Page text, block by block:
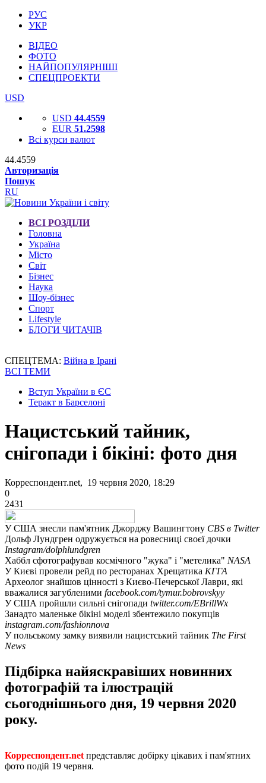
РУС
УКР
ВІДЕО
ФОТО
НАЙПОПУЛЯРНІШІ
СПЕЦПРОЕКТИ
USD
USD 44.4559
EUR 51.2598
Всі курси валют
44.4559
Авторизація
Пошук
RU
ВСІ РОЗДІЛИ
Головна
Україна
Місто
Світ
Бізнес
Наука
Шоу-бізнес
Спорт
Lifestyle
БЛОГИ ЧИТАЧІВ
СПЕЦТЕМА: Війна в Ірані
ВСІ ТЕМИ
Вступ України в ЄС
Теракт в Барселоні
Нацистський тайник,
снігопади і бікіні: фото дня
Корреспондент.net, 19 червня 2020, 18:29
0
2431
У США знесли пам'ятник Джорджу Вашингтону CBS в Twitter
Дольф Лундгрен одружується на ровесниці своєї дочки
Instagram/dolphlundgren
Хаббл сфотографував космічного "жука" і "метелика" NASA
У Києві провели рейд по ресторанах Хрещатика КГГА
Археолог знайшов цінності з Києво-Печерської Лаври, які
вважалися загубленими facebook.com/tymur.bobrovskyy
У США пройшли сильні снігопади twitter.com/EBrillWx
Занадто маленьке бікіні моделі збентежило покупців
instagram.com/fashionnova
У польському замку виявили нацистський тайник The First
News
Підбірка найяскравіших новинних
фотографій та ілюстрацій
сьогоднішнього дня, 19 червня 2020
року.
Корреспондент.net представляє добірку цікавих і пам'ятних
фото подій 19 червня.